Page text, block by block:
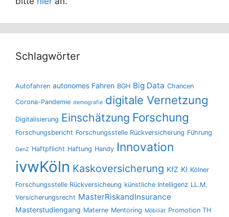
Schlagwörter
Autofahren autonomes Fahren BGH Big Data Chancen
Corona-Pandemie demografie digitale Vernetzung
Digitalisierung Einschätzung Forschung
Forschungsbericht Forschungsstelle Rückversicherung Führung
GenZ Haftpflicht Haftung Handy Innovation
ivwKöln Kaskoversicherung KfZ KI Kölner
Forschungsstelle Rückversicheung künstliche Intelligenz LL.M.
Versicherungsrecht MasterRiskandInsurance
Masterstudiengang Materne Mentoring Möbiliät Promotion TH